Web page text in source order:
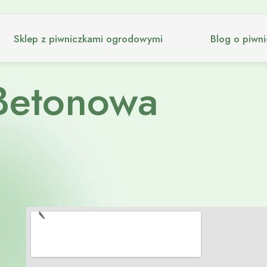
Sklep z piwniczkami ogrodowymi Blog o